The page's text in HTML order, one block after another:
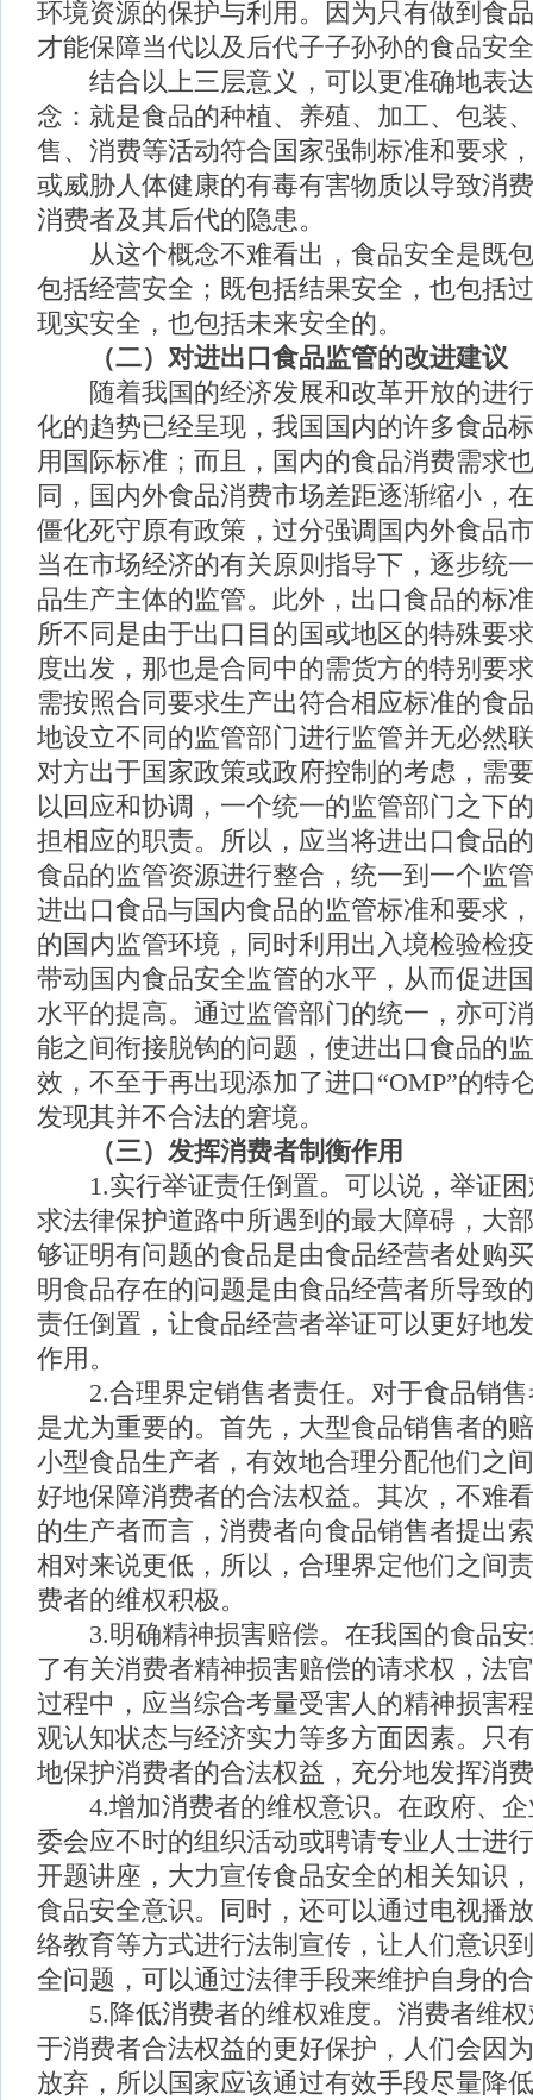
环境资源的保护与利用。因为只有做到食
才能保障当代以及后代子子孙孙的食品安
结合以上三层意义，可以更准确地表达
念：就是食品的种植、养殖、加工、包装
售、消费等活动符合国家强制标准和要求
或威胁人体健康的有毒有害物质以导致消
消费者及其后代的隐患。
从这个概念不难看出，食品安全是既包
包括经营安全；既包括结果安全，也包括
现实安全，也包括未来安全的。
（二）对进出口食品监管的改进建议
随着我国的经济发展和改革开放的进行
化的趋势已经呈现，我国国内的许多食品
用国际标准；而且，国内的食品消费需求
同，国内外食品消费市场差距逐渐缩小，
僵化死守原有政策，过分强调国内外食品
当在市场经济的有关原则指导下，逐步统
品生产主体的监管。此外，出口食品的标
所不同是由于出口目的国或地区的特殊要
度出发，那也是合同中的需货方的特别要
需按照合同要求生产出符合相应标准的食
地设立不同的监管部门进行监管并无必然
对方出于国家政策或政府控制的考虑，需
以回应和协调，一个统一的监管部门之下
担相应的职责。所以，应当将进出口食品
食品的监管资源进行整合，统一到一个监
进出口食品与国内食品的监管标准和要求
的国内监管环境，同时利用出入境检验检
带动国内食品安全监管的水平，从而促进
水平的提高。通过监管部门的统一，亦可
能之间衔接脱钩的问题，使进出口食品的
效，不至于再出现添加了进口“OMP”的特
发现其并不合法的窘境。
（三） 发挥消费者制衡作用
1.实行举证责任倒置。可以说，举证困
求法律保护道路中所遇到的最大障碍，大
够证明有问题的食品是由食品经营者处购
明食品存在的问题是由食品经营者所导致
责任倒置，让食品经营者举证可以更好地
作用。
2.合理界定销售者责任。对于食品销售
是尤为重要的。首先，大型食品销售者的
小型食品生产者，有效地合理分配他们之
好地保障消费者的合法权益。其次，不难
的生产者而言，消费者向食品销售者提出
相对来说更低，所以，合理界定他们之间
费者的维权积极。
3.明确精神损害赔偿。在我国的食品安
了有关消费者精神损害赔偿的请求权，法
过程中，应当综合考量受害人的精神损害
观认知状态与经济实力等多方面因素。只
地保护消费者的合法权益，充分地发挥消
4.增加消费者的维权意识。在政府、企
委会应不时的组织活动或聘请专业人士进
开题讲座，大力宣传食品安全的相关知识
食品安全意识。同时，还可以通过电视播
络教育等方式进行法制宣传，让人们意识
全问题，可以通过法律手段来维护自身的
5.降低消费者的维权难度。消费者维权
于消费者合法权益的更好保护，人们会因
放弃，所以国家应该通过有效手段尽量降